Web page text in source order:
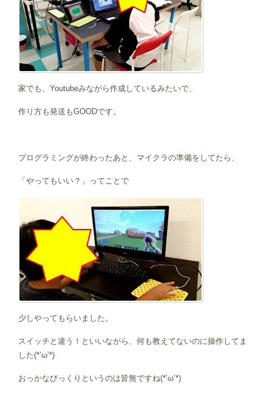
家でも、Youtubeみながら作成しているみたいで、
作り方も発送もGOODです。
プログラミングが終わったあと、マイクラの準備をしてたら、
「やってもいい？」ってことで
少しやってもらいました。
スイッチと違う！といいながら、何も教えてないのに操作してま
した(*’ω’*)
おっかなびっくりというのは皆無ですね(*’ω’*)